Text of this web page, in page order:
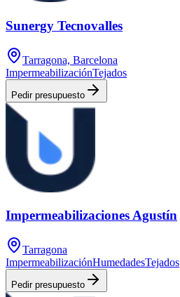
Sunergy Tecnovalles
Tarragona, Barcelona
ImpermeabilizaciónTejados
Pedir presupuesto
Impermeabilizaciones Agustín
Tarragona
ImpermeabilizaciónHumedadesTejados
Pedir presupuesto